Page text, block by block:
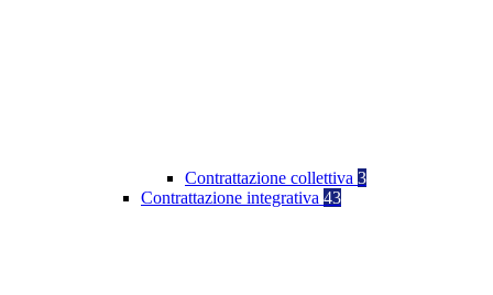
Contrattazione collettiva 3
Contrattazione integrativa 43